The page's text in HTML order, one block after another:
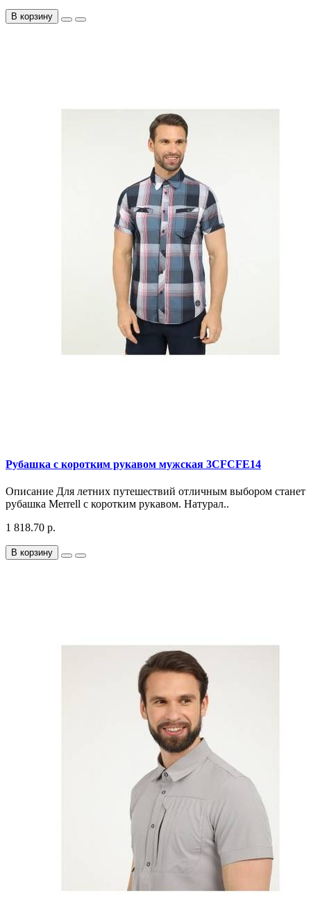
В корзину
Рубашка с коротким рукавом мужская 3CFCFE14
Описание Для летних путешествий отличным выбором станет
рубашка Merrell с коротким рукавом. Натурал..
1 818.70 р.
В корзину